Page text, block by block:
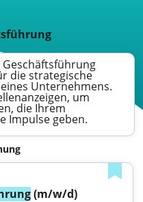
die strategische
Unternehmens.
um
die Ihrem
Impulse geben.
(m/w/d)